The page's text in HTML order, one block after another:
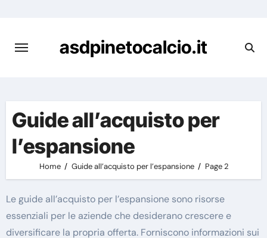
content
asdpinetocalcio.it
Guide all’acquisto per
l’espansione
Home Guide all’acquisto per l’espansione Page 2
Le guide all’acquisto per l’espansione sono risorse
essenziali per le aziende che desiderano crescere e
diversificare la propria offerta. Forniscono informazioni sui